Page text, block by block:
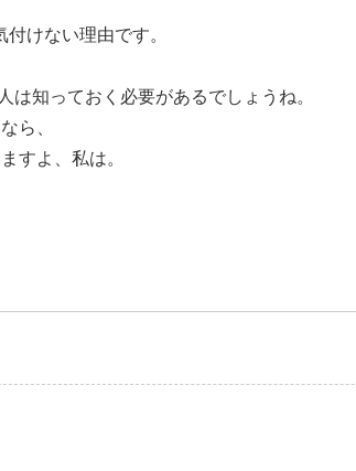
けない理由です。
は知っておく必要があるでしょうね。
ら、
すよ、私は。